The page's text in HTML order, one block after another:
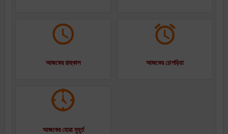
আজকের রাহুকাল আজকের চোগড়িয়া
আজকের হোৱা মুহূর্ত